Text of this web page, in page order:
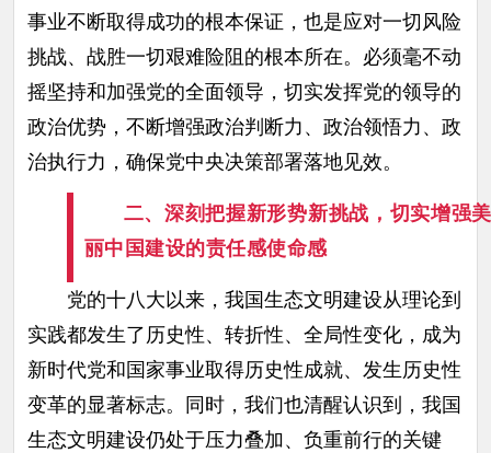
事业不断取得成功的根本保证，也是应对一切风险
挑战、战胜一切艰难险阻的根本所在。必须毫不动
摇坚持和加强党的全面领导，切实发挥党的领导的
政治优势，不断增强政治判断力、政治领悟力、政
治执行力，确保党中央决策部署落地见效。
二、深刻把握新形势新挑战，切实增强美
丽中国建设的责任感使命感
党的十八大以来，我国生态文明建设从理论到
实践都发生了历史性、转折性、全局性变化，成为
新时代党和国家事业取得历史性成就、发生历史性
变革的显著标志。同时，我们也清醒认识到，我国
生态文明建设仍处于压力叠加、负重前行的关键